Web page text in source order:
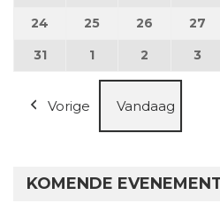
24 24 augustus 2026
25 25 augustus 2026
26 26 27
3131 augustus 2026
1 1 september 2026
2 2 3 3
Vorige Vandaag
KOMENDE